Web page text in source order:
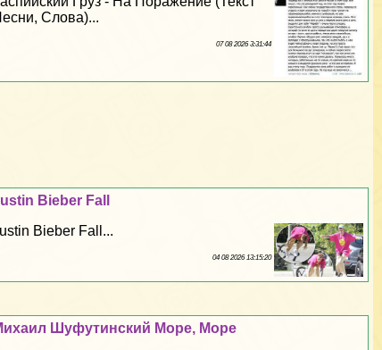
Слова)...
07 08 2026 3:31:44
Bieber Fall
Bieber Fall...
04 08 2026 13:15:20
Шуфутинский Море, Море